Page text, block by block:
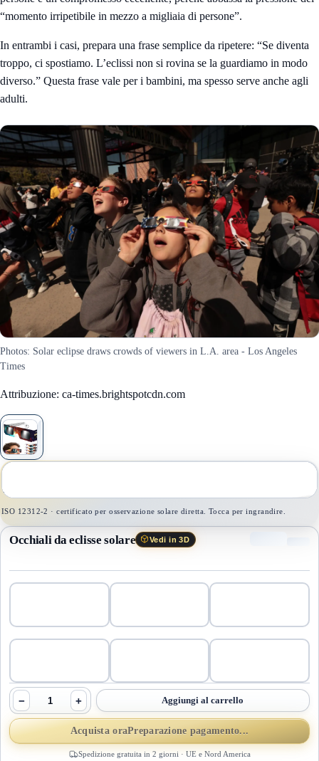
“momento irripetibile in mezzo a migliaia di persone”.
In entrambi i casi, prepara una frase semplice da ripetere: “Se diventa
troppo, ci spostiamo. L’eclissi non si rovina se la guardiamo in modo
diverso.” Questa frase vale per i bambini, ma spesso serve anche agli
adulti.
Photos: Solar eclipse draws crowds of viewers in L.A. area - Los Angeles
Times
Attribuzione: ca-times.brightspotcdn.com
1
ISO 12312-2 · certificato per osservazione solare diretta. Tocca per ingrandire.
Occhiali da eclisse solare Vedi in 3D
− + Aggiungi al carrello
Acquista oraPreparazione pagamento...
Spedizione gratuita in 2 giorni · UE e Nord America